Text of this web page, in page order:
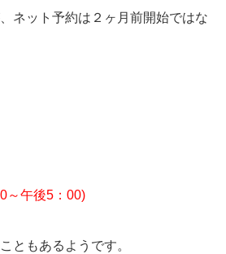
ネット予約は２ヶ月前開始ではな
～午後5：00)
ともあるようです。